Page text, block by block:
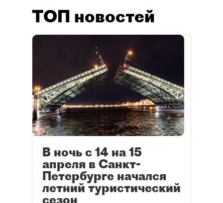
ТОП новостей
В ночь с 14 на 15
апреля в Санкт-
Петербурге начался
летний туристический
сезон